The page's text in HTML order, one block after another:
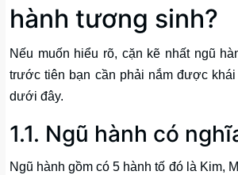
hành tương sinh?
Nếu muốn hiểu rõ, cặn kẽ nhất ngũ
trước tiên bạn cần phải nắm được
dưới đây.
1.1. Ngũ hành có
Ngũ hành gồm có 5 hành tố đó là Kim,